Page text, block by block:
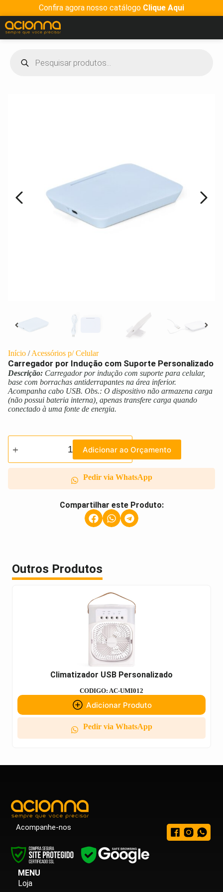
Confira agora nosso catálogo Clique Aqui
Início /Acessórios p/ Celular
Carregador por Indução com Suporte Personalizado
Descrição: Carregador por indução com suporte para celular,
base com borrachas antiderrapantes na área inferior.
Acompanha cabo USB. Obs.: O dispositivo não armazena carga
(não possui bateria interna), apenas transfere carga quando
conectado à uma fonte de energia.
Adicionar ao Orçamento
Pedir via WhatsApp
Compartilhar este Produto:
Outros Produtos
Climatizador USB Personalizado
CODIGO: AC-UMI012
Adicionar Produto
Pedir via WhatsApp
Acompanhe-nos
MENU
Loja